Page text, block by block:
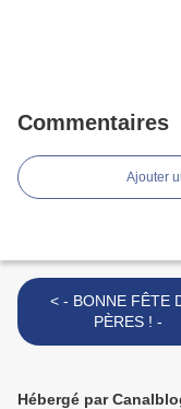
Commentaires
Ajouter
< - BONNE FÊTE DES
PÈRES ! -
Hébergé par